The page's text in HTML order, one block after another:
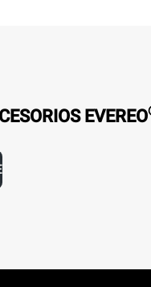
EVEREO